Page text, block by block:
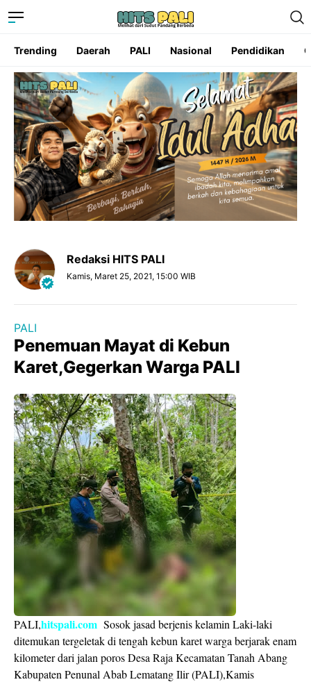
Trending Daerah PALI Nasional Pendidikan
Redaksi HITS PALI
Kamis, Maret 25, 2021, 15:00 WIB
PALI
Penemuan Mayat di Kebun
Karet,Gegerkan Warga PALI
PALI,hitspali.com Sosok jasad berjenis kelamin Laki-laki
ditemukan tergeletak di tengah kebun karet warga berjarak enam
kilometer dari jalan poros Desa Raja Kecamatan Tanah Abang
Kabupaten Penunal Abab Lematang Ilir (PALI),Kamis